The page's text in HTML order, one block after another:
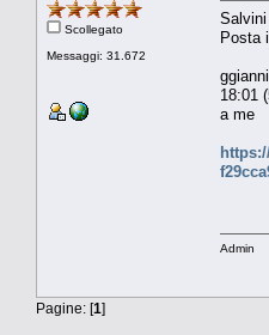
Scollegato
Messaggi: 31.672
Posta
18:01
a me
Admin
Pagine: [1]